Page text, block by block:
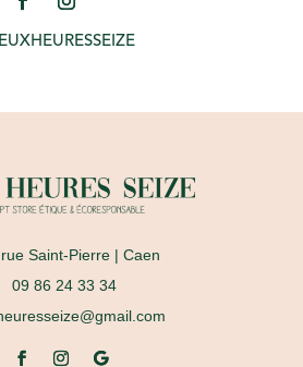
Saint-Pierre | Caen
09 86 24 33 34